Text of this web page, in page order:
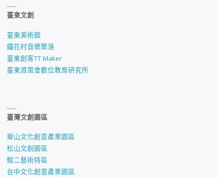
臺東文創
臺東美術館
鐵花村音樂聚落
臺東創客TT Maker
臺東資策會數位教育研究所
臺灣文創園區
華山文化創意產業園區
松山文創園區
駁二藝術特區
台中文化創意產業園區